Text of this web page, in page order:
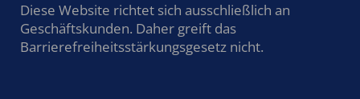
Diese Website richtet sich ausschließlich an
Geschäftskunden. Daher greift das
Barrierefreiheitsstärkungsgesetz nicht.